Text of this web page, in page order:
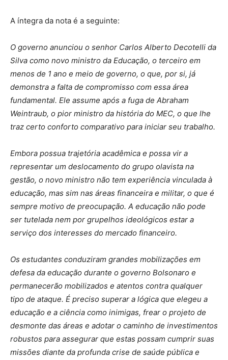
A íntegra da nota é a seguinte:
O governo anunciou o senhor Carlos Alberto Decotelli da
Silva como novo ministro da Educação, o terceiro em
menos de 1 ano e meio de governo, o que, por si, já
demonstra a falta de compromisso com essa área
fundamental. Ele assume após a fuga de Abraham
Weintraub, o pior ministro da história do MEC, o que lhe
traz certo conforto comparativo para iniciar seu trabalho.
Embora possua trajetória acadêmica e possa vir a
representar um deslocamento do grupo olavista na
gestão, o novo ministro não tem experiência vinculada à
educação, mas sim nas áreas financeira e militar, o que é
sempre motivo de preocupação. A educação não pode
ser tutelada nem por grupelhos ideológicos estar a
serviço dos interesses do mercado financeiro.
Os estudantes conduziram grandes mobilizações em
defesa da educação durante o governo Bolsonaro e
permanecerão mobilizados e atentos contra qualquer
tipo de ataque. É preciso superar a lógica que elegeu a
educação e a ciência como inimigas, frear o projeto de
desmonte das áreas e adotar o caminho de investimentos
robustos para assegurar que estas possam cumprir suas
missões diante da profunda crise de saúde pública e